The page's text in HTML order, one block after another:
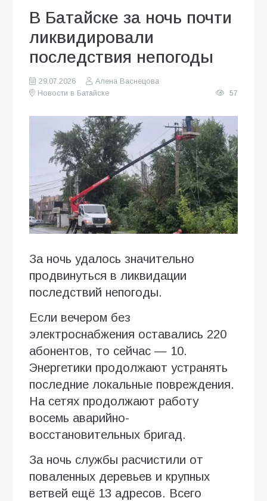
В Батайске за ночь почти
ликвидировали
последствия непогоды
29.07.2026
Алена Васнецова
Новости в Батайске
57
За ночь удалось значительно
продвинуться в ликвидации
последствий непогоды.
Если вечером без
электроснабжения оставались 220
абонентов, то сейчас — 10.
Энергетики продолжают устранять
последние локальные повреждения.
На сетях продолжают работу
восемь аварийно-
восстановительных бригад.
За ночь службы расчистили от
поваленных деревьев и крупных
ветвей ещё 13 адресов. Всего